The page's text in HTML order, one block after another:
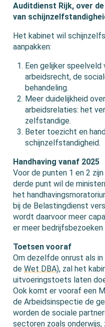
Auditdienst Rijk, over
van
Het kabinet wil
aanpakken:
Een gelijker
arbeidsrecht, de
behandeling.
Meer duidelijkheid
arbeidsrelaties: het
zelfstandige.
Beter toezicht en
schijnzelfstandigheid.
Handhaving vanaf 2025
Voor de punten 1 en 2
derde punt wil de
het
bij de Belastingdienst
wordt daarvoor meer
er meer
Toetsen vooraf
Om dezelfde onrust als
deWet DBA), zal het
uitvoeringstoets laten
Ook komt er vooraf een
de Arbeidsinspectie de
worden de sociale
sectoren zoals onderwijs,